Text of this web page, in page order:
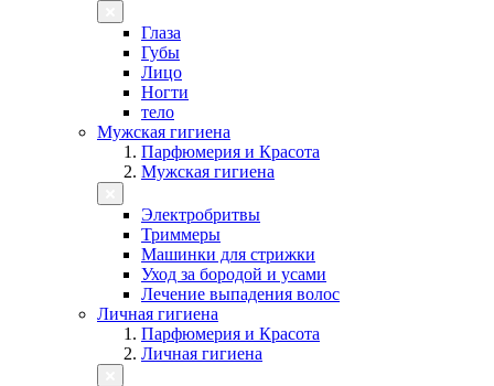
Глаза
Губы
Лицо
Ногти
тело
Мужская гигиена
Парфюмерия и Красота
Мужская гигиена
Электробритвы
Триммеры
Машинки для стрижки
Уход за бородой и усами
Лечение выпадения волос
Личная гигиена
Парфюмерия и Красота
Личная гигиена